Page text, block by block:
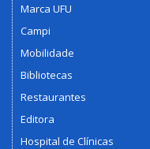
Marca UFU
Campi
Mobilidade
Bibliotecas
Restaurantes
Editora
Hospital de Clínicas